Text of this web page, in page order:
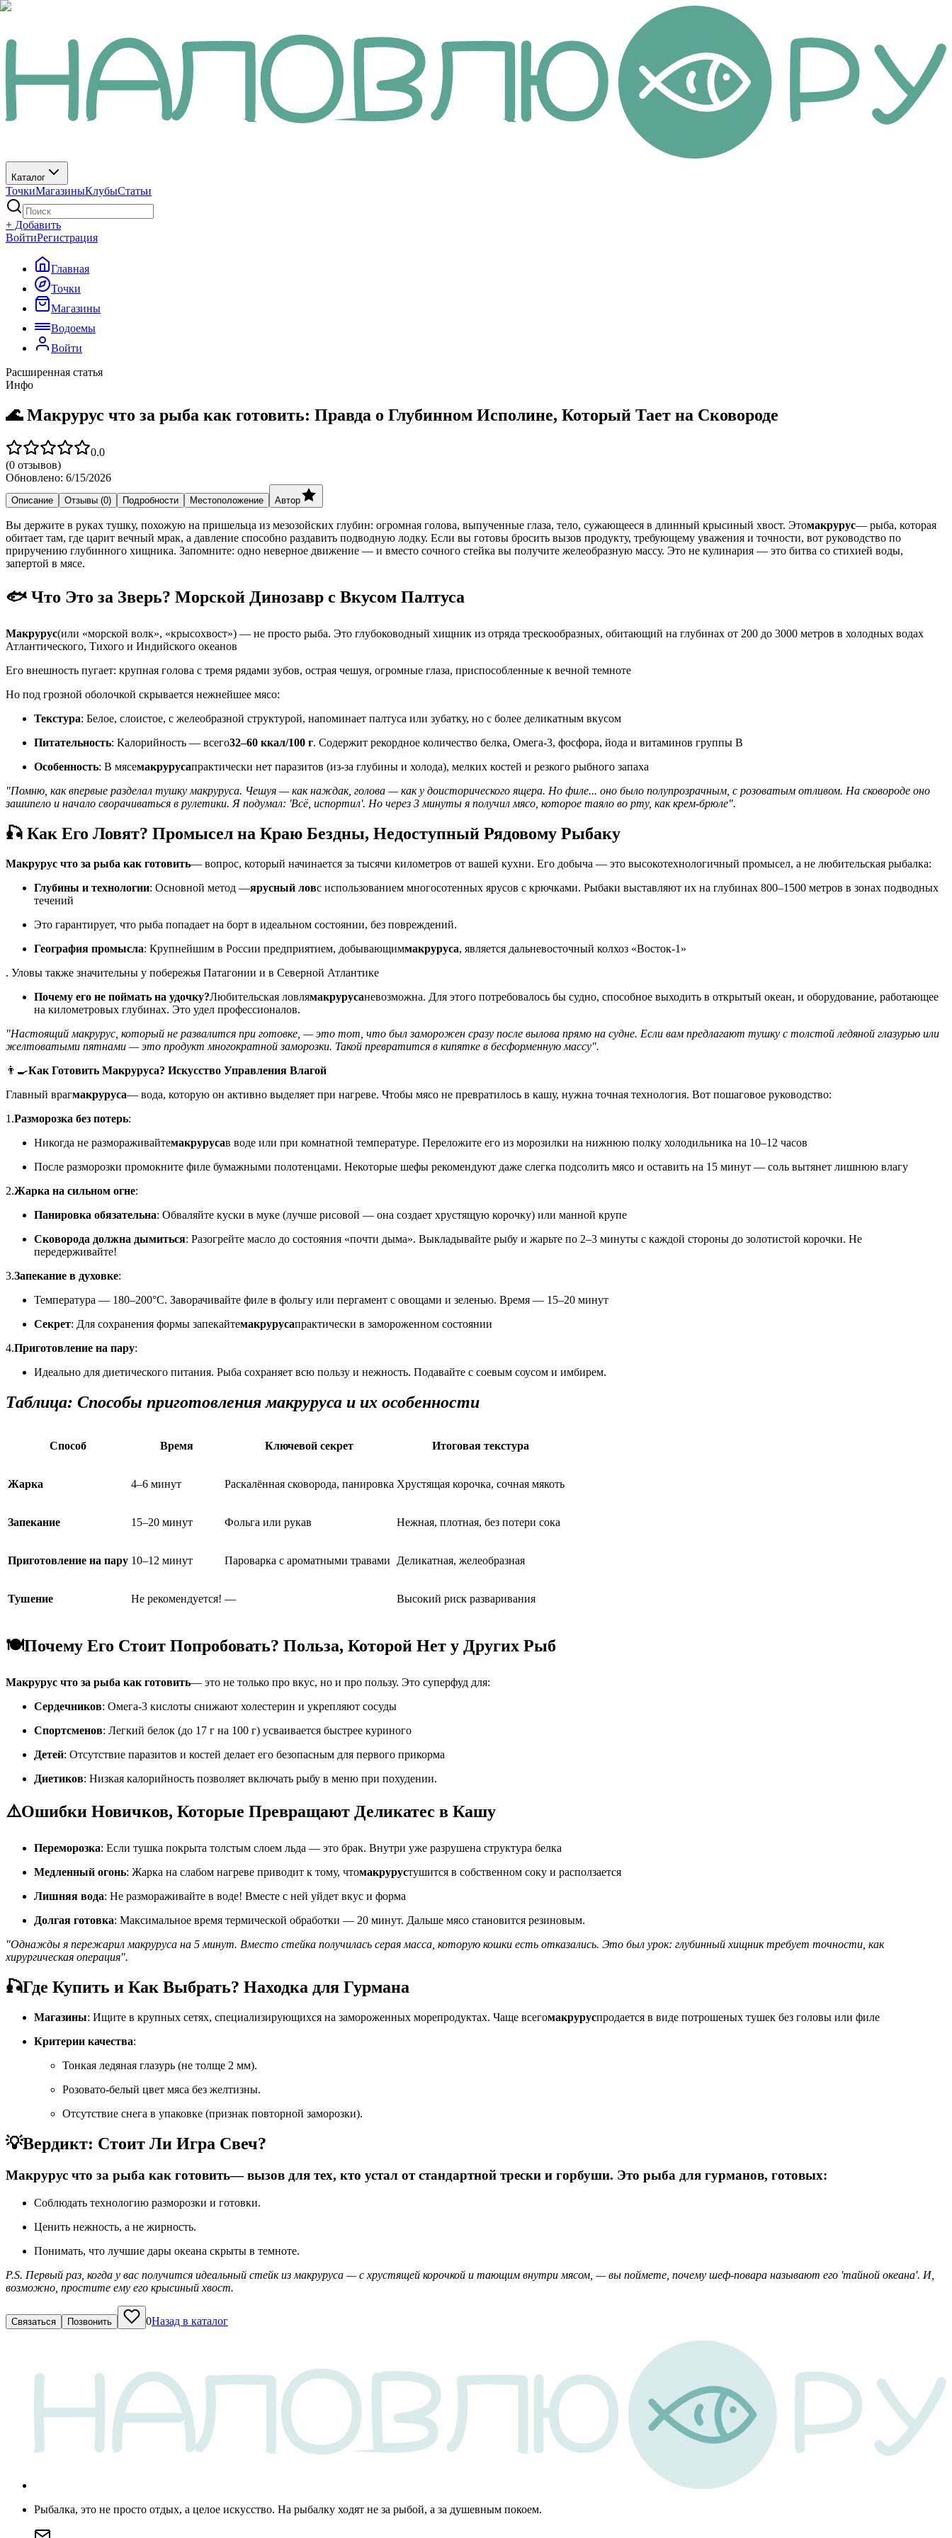
Каталог
ТочкиМагазиныКлубыСтатьи
+ Добавить
ВойтиРегистрация
Главная
Точки
Магазины
Водоемы
Войти
Расширенная статья
Инфо
🌊 Макрурус что за рыба как готовить: Правда о Глубинном Исполине, Который Тает на Сковороде
0.0
(0 отзывов)
Обновлено: 6/15/2026
Описание Отзывы (0) Подробности Местоположение Автор
Вы держите в руках тушку, похожую на пришельца из мезозойских глубин: огромная голова, выпученные глаза, тело, сужающееся в длинный крысиный хвост. Этомакрурус— рыба, которая
обитает там, где царит вечный мрак, а давление способно раздавить подводную лодку. Если вы готовы бросить вызов продукту, требующему уважения и точности, вот руководство по
приручению глубинного хищника. Запомните: одно неверное движение — и вместо сочного стейка вы получите желеобразную массу. Это не кулинария — это битва со стихией воды,
запертой в мясе.
🐟 Что Это за Зверь? Морской Динозавр с Вкусом Палтуса
Макрурус(или «морской волк», «крысохвост») — не просто рыба. Это глубоководный хищник из отряда трескообразных, обитающий на глубинах от 200 до 3000 метров в холодных водах
Атлантического, Тихого и Индийского океанов
Его внешность пугает: крупная голова с тремя рядами зубов, острая чешуя, огромные глаза, приспособленные к вечной темноте
Но под грозной оболочкой скрывается нежнейшее мясо:
Текстура: Белое, слоистое, с желеобразной структурой, напоминает палтуса или зубатку, но с более деликатным вкусом
Питательность: Калорийность — всего32–60 ккал/100 г. Содержит рекордное количество белка, Омега-3, фосфора, йода и витаминов группы В
Особенность: В мясемакрурусапрактически нет паразитов (из-за глубины и холода), мелких костей и резкого рыбного запаха
"Помню, как впервые разделал тушку макруруса. Чешуя — как наждак, голова — как у доисторического ящера. Но филе... оно было полупрозрачным, с розоватым отливом. На сковороде оно
зашипело и начало сворачиваться в рулетики. Я подумал: 'Всё, испортил'. Но через 3 минуты я получил мясо, которое таяло во рту, как крем-брюле".
🎣 Как Его Ловят? Промысел на Краю Бездны, Недоступный Рядовому Рыбаку
Макрурус что за рыба как готовить— вопрос, который начинается за тысячи километров от вашей кухни. Его добыча — это высокотехнологичный промысел, а не любительская рыбалка:
Глубины и технологии: Основной метод —ярусный ловс использованием многосотенных ярусов с крючками. Рыбаки выставляют их на глубинах 800–1500 метров в зонах подводных
течений
Это гарантирует, что рыба попадает на борт в идеальном состоянии, без повреждений.
География промысла: Крупнейшим в России предприятием, добывающиммакруруса, является дальневосточный колхоз «Восток-1»
. Уловы также значительны у побережья Патагонии и в Северной Атлантике
Почему его не поймать на удочку?Любительская ловлямакрурусаневозможна. Для этого потребовалось бы судно, способное выходить в открытый океан, и оборудование, работающее
на километровых глубинах. Это удел профессионалов.
"Настоящий макрурус, который не развалится при готовке, — это тот, что был заморожен сразу после вылова прямо на судне. Если вам предлагают тушку с толстой ледяной глазурью или
желтоватыми пятнами — это продукт многократной заморозки. Такой превратится в кипятке в бесформенную массу".
👨‍🍳Как Готовить Макруруса? Искусство Управления Влагой
Главный врагмакруруса— вода, которую он активно выделяет при нагреве. Чтобы мясо не превратилось в кашу, нужна точная технология. Вот пошаговое руководство:
1.Разморозка без потерь:
Никогда не размораживайтемакрурусав воде или при комнатной температуре. Переложите его из морозилки на нижнюю полку холодильника на 10–12 часов
После разморозки промокните филе бумажными полотенцами. Некоторые шефы рекомендуют даже слегка подсолить мясо и оставить на 15 минут — соль вытянет лишнюю влагу
2.Жарка на сильном огне:
Панировка обязательна: Обваляйте куски в муке (лучше рисовой — она создает хрустящую корочку) или манной крупе
Сковорода должна дымиться: Разогрейте масло до состояния «почти дыма». Выкладывайте рыбу и жарьте по 2–3 минуты с каждой стороны до золотистой корочки. Не
передерживайте!
3.Запекание в духовке:
Температура — 180–200°C. Заворачивайте филе в фольгу или пергамент с овощами и зеленью. Время — 15–20 минут
Секрет: Для сохранения формы запекайтемакрурусапрактически в замороженном состоянии
4.Приготовление на пару:
Идеально для диетического питания. Рыба сохраняет всю пользу и нежность. Подавайте с соевым соусом и имбирем.
Таблица: Способы приготовления макруруса и их особенности
Способ Время Ключевой секрет Итоговая текстура
Жарка 4–6 минут Раскалённая сковорода, панировка Хрустящая корочка, сочная мякоть
Запекание 15–20 минут Фольга или рукав Нежная, плотная, без потери сока
Приготовление на пару 10–12 минут Пароварка с ароматными травами Деликатная, желеобразная
Тушение Не рекомендуется! — Высокий риск разваривания
🍽️Почему Его Стоит Попробовать? Польза, Которой Нет у Других Рыб
Макрурус что за рыба как готовить— это не только про вкус, но и про пользу. Это суперфуд для:
Сердечников: Омега-3 кислоты снижают холестерин и укрепляют сосуды
Спортсменов: Легкий белок (до 17 г на 100 г) усваивается быстрее куриного
Детей: Отсутствие паразитов и костей делает его безопасным для первого прикорма
Диетиков: Низкая калорийность позволяет включать рыбу в меню при похудении.
⚠️Ошибки Новичков, Которые Превращают Деликатес в Кашу
Переморозка: Если тушка покрыта толстым слоем льда — это брак. Внутри уже разрушена структура белка
Медленный огонь: Жарка на слабом нагреве приводит к тому, чтомакрурустушится в собственном соку и расползается
Лишняя вода: Не размораживайте в воде! Вместе с ней уйдет вкус и форма
Долгая готовка: Максимальное время термической обработки — 20 минут. Дальше мясо становится резиновым.
"Однажды я пережарил макруруса на 5 минут. Вместо стейка получилась серая масса, которую кошки есть отказались. Это был урок: глубинный хищник требует точности, как
хирургическая операция".
🎣Где Купить и Как Выбрать? Находка для Гурмана
Магазины: Ищите в крупных сетях, специализирующихся на замороженных морепродуктах. Чаще всегомакруруспродается в виде потрошеных тушек без головы или филе
Критерии качества:
Тонкая ледяная глазурь (не толще 2 мм).
Розовато-белый цвет мяса без желтизны.
Отсутствие снега в упаковке (признак повторной заморозки).
💡Вердикт: Стоит Ли Игра Свеч?
Макрурус что за рыба как готовить— вызов для тех, кто устал от стандартной трески и горбуши. Это рыба для гурманов, готовых:
Соблюдать технологию разморозки и готовки.
Ценить нежность, а не жирность.
Понимать, что лучшие дары океана скрыты в темноте.
P.S. Первый раз, когда у вас получится идеальный стейк из макруруса — с хрустящей корочкой и тающим внутри мясом, — вы поймете, почему шеф-повара называют его 'тайной океана'. И,
возможно, простите ему его крысиный хвост.
Связаться Позвонить 0Назад в каталог
Рыбалка, это не просто отдых, а целое искусство. На рыбалку ходят не за рыбой, а за душевным покоем.